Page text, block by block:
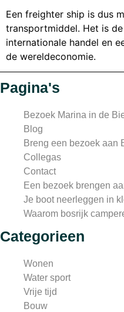
Een freighter ship is dus
transportmiddel. Het is
internationale handel en
de wereldeconomie.
Pagina's
Bezoek Marina in de
Blog
Breng een bezoek aan
Collegas
Contact
Een bezoek brengen
Je boot neerleggen in
Waarom bosrijk
Categorieen
Wonen
Water sport
Vrije tijd
Bouw